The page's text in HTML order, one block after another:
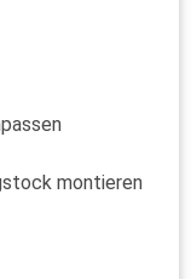
montieren